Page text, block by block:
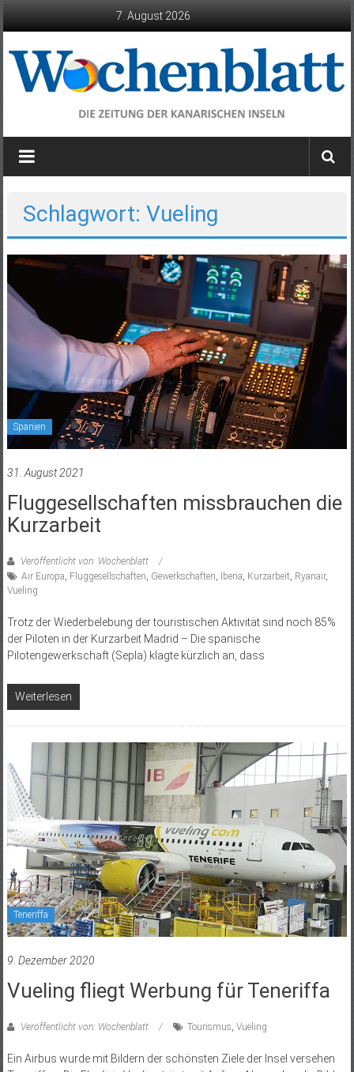
7. August 2026
Wochenblatt
die
Kanarischen
Inseln
Schlagwort: Vueling
Spanien
31. August 2021
Fluggesellschaften missbrauchen die
Kurzarbeit
Veröffentlicht von: Wochenblatt
Air Europa Fluggesellschaften Gewerkschaften Iberia Kurzarbeit Ryanair,
Vueling
Trotz der Wiederbelebung der touristischen Aktivität sind noch 85%
der Piloten in der Kurzarbeit Madrid – Die spanische
Pilotengewerkschaft (Sepla) klagte kürzlich an, dass
Weiterlesen
Teneriffa
9. Dezember 2020
Vueling fliegt Werbung für Teneriffa
Veröffentlicht von: Wochenblatt Tourismus Vueling
Ein Airbus wurde mit Bildern der schönsten Ziele der Insel versehen